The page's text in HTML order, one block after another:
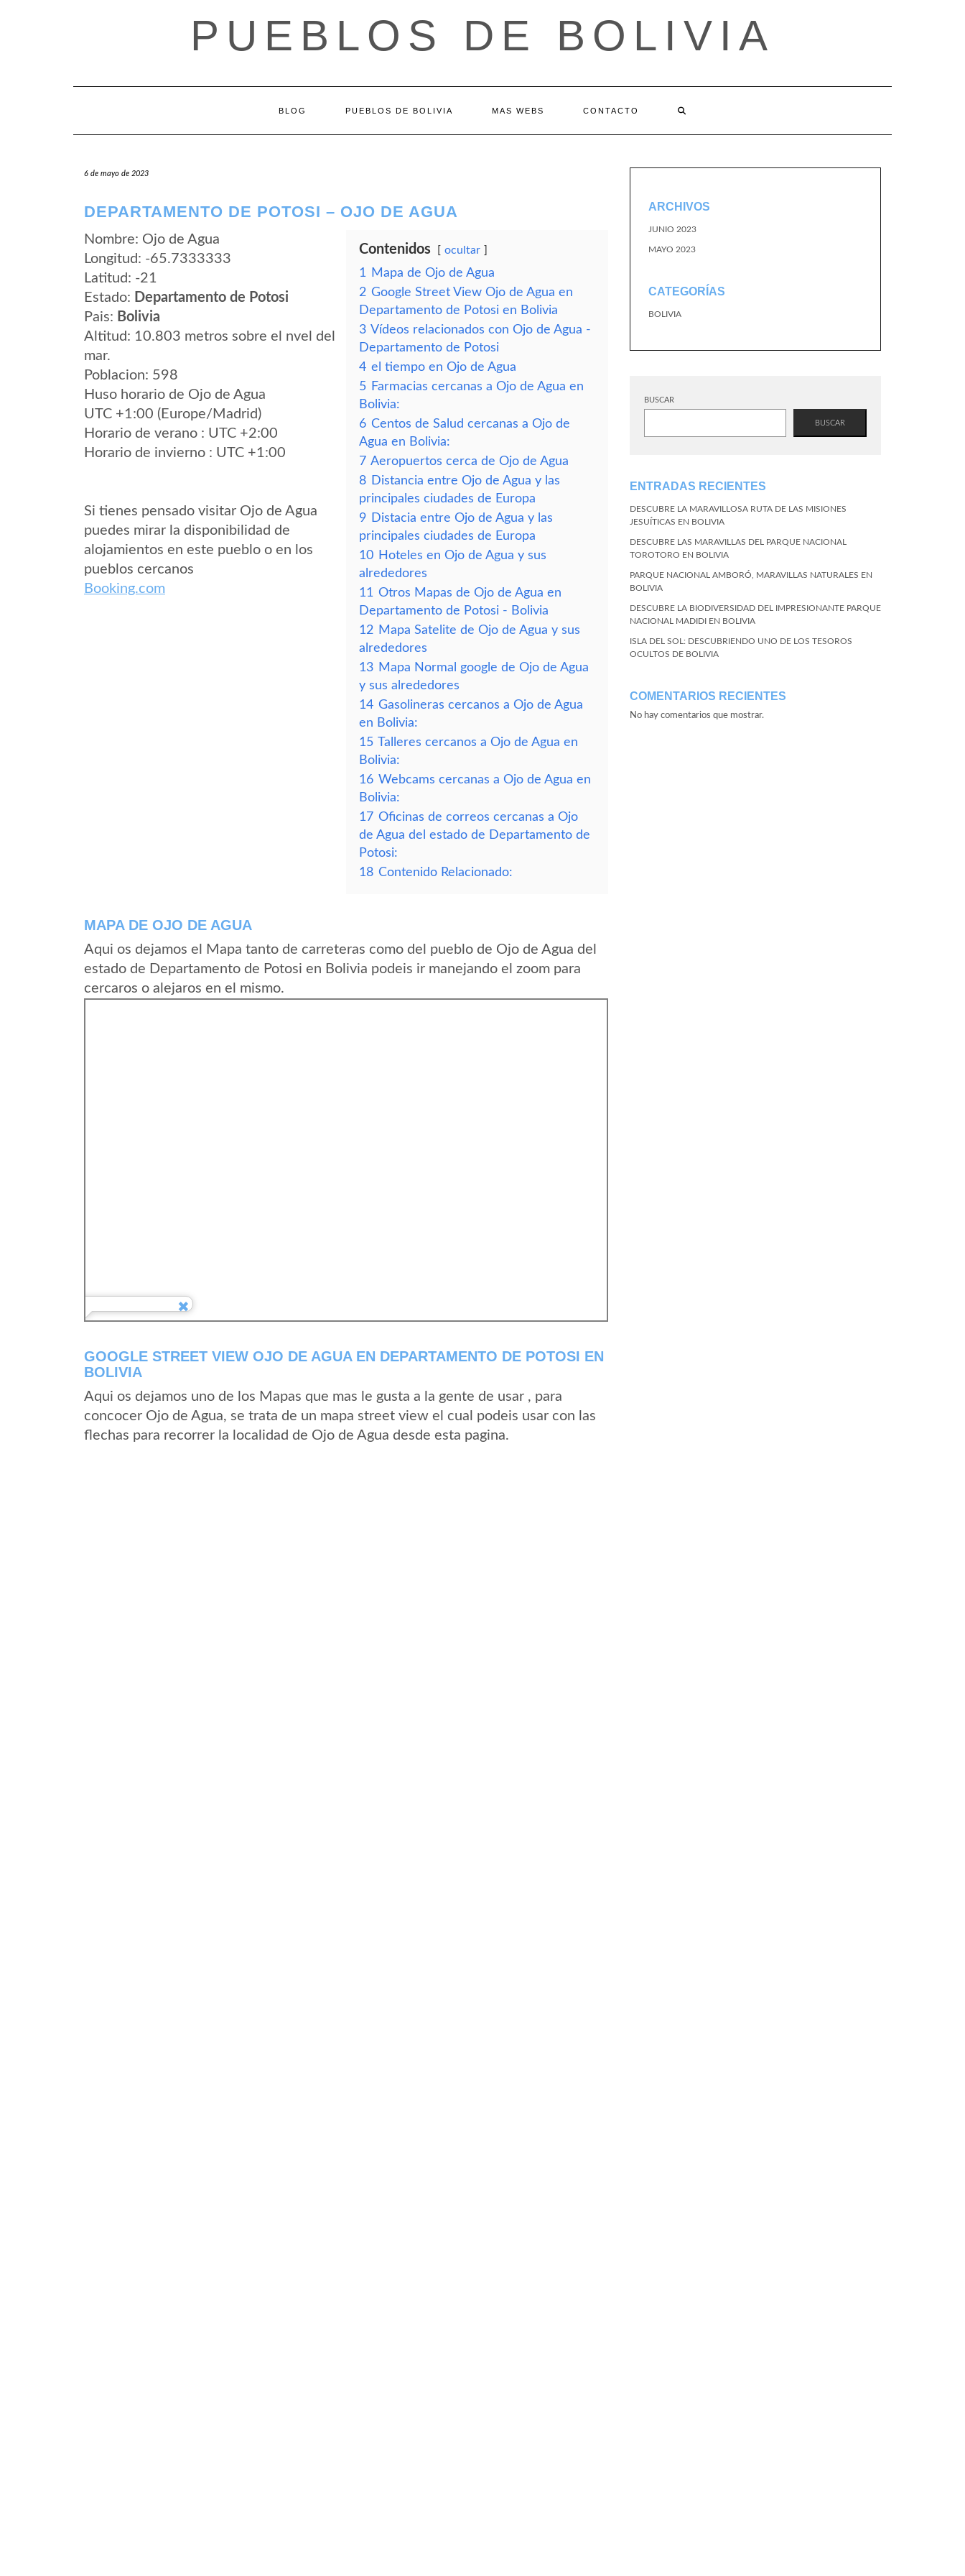
PUEBLOS DE BOLIVIA
BLOG PUEBLOS DE BOLIVIA MAS WEBS CONTACTO
6 de mayo de 2023
DEPARTAMENTO DE POTOSI – OJO DE AGUA
Nombre: Ojo de Agua
Longitud: -65.7333333
Latitud: -21
Estado: Departamento de Potosi
Pais: Bolivia
Altitud: 10.803 metros sobre el nvel del
mar.
Poblacion: 598
Huso horario de Ojo de Agua
UTC +1:00 (Europe/Madrid)
Horario de verano : UTC +2:00
Horario de invierno : UTC +1:00
Si tienes pensado visitar Ojo de Agua
puedes mirar la disponibilidad de
alojamientos en este pueblo o en los
pueblos cercanos
Booking.com
Contenidos ocultar
1
Mapa de Ojo de Agua
2 Google Street View Ojo de Agua en
Departamento de Potosi en Bolivia
3 Vídeos relacionados con Ojo de Agua -
Departamento de Potosi
4 el tiempo en Ojo de Agua
5 Farmacias cercanas a Ojo de Agua en
Bolivia:
6 Centos de Salud cercanas a Ojo de
Agua en Bolivia:
7 Aeropuertos cerca de Ojo de Agua
8 Distancia entre Ojo de Agua y las
principales ciudades de Europa
9 Distacia entre Ojo de Agua y las
principales ciudades de Europa
10 Hoteles en Ojo de Agua y sus
alrededores
11 Otros Mapas de Ojo de Agua en
Departamento de Potosi - Bolivia
12 Mapa Satelite de Ojo de Agua y sus
alrededores
13 Mapa Normal google de Ojo de Agua
y sus alrededores
14 Gasolineras cercanos a Ojo de Agua
en Bolivia:
15 Talleres cercanos a Ojo de Agua en
Bolivia:
16 Webcams cercanas a Ojo de Agua en
Bolivia:
17 Oficinas de correos cercanas a Ojo
de Agua del estado de Departamento de
Potosi:
18 Contenido Relacionado:
MAPA DE OJO DE AGUA
Aqui os dejamos el Mapa tanto de carreteras como del pueblo de Ojo de Agua del
estado de Departamento de Potosi en Bolivia podeis ir manejando el zoom para
cercaros o alejaros en el mismo.
GOOGLE STREET VIEW OJO DE AGUA EN DEPARTAMENTO DE POTOSI EN
BOLIVIA
Aqui os dejamos uno de los Mapas que mas le gusta a la gente de usar , para
concocer Ojo de Agua, se trata de un mapa street view el cual podeis usar con las
flechas para recorrer la localidad de Ojo de Agua desde esta pagina.
ARCHIVOS
JUNIO 2023
MAYO 2023
CATEGORÍAS
BOLIVIA
BUSCAR
BUSCAR
ENTRADAS RECIENTES
DESCUBRE LA MARAVILLOSA RUTA DE LAS MISIONES
JESUÍTICAS EN BOLIVIA
DESCUBRE LAS MARAVILLAS DEL PARQUE NACIONAL
TOROTORO EN BOLIVIA
PARQUE NACIONAL AMBORÓ, MARAVILLAS NATURALES EN
BOLIVIA
DESCUBRE LA BIODIVERSIDAD DEL IMPRESIONANTE PARQUE
NACIONAL MADIDI EN BOLIVIA
ISLA DEL SOL: DESCUBRIENDO UNO DE LOS TESOROS
OCULTOS DE BOLIVIA
COMENTARIOS RECIENTES
No hay comentarios que mostrar.